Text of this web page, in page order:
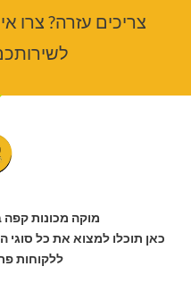
צריכים עזרה? צרו
מוקה מכונות קפה
כאן תוכלו למצוא את כל סוגי
ללקוחות